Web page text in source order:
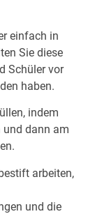
einfach in
Sie diese
Schüler vor
haben.
indem
und dann am
arbeiten,
und die